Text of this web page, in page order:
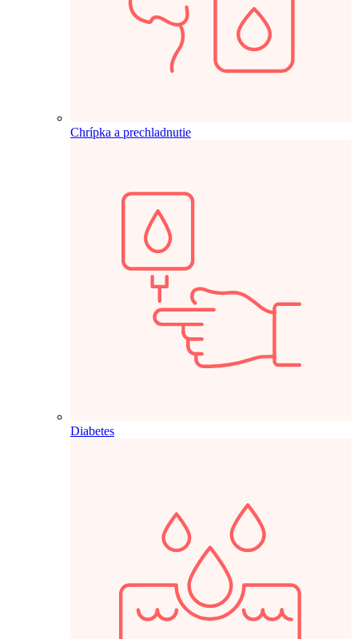
Chrípka a prechladnutie
Diabetes